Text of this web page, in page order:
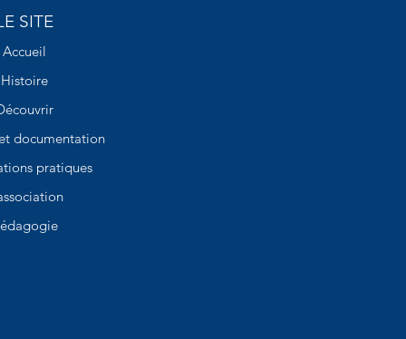
SITE
Accueil
Histoire
documentation
pratiques